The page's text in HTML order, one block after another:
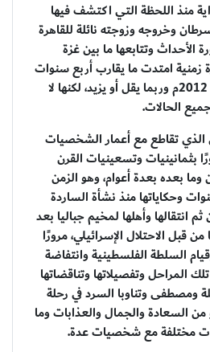
منذ اللحظة التي اكتشف فيها
وخروجه وزوجته نائلة للقاهرة
الأحداث وتتابعها ما بين غزة
زمنية امتدت ما يقارب أربع سنوات
تقع ما بين عامي 2008 و 2012م وربما يقل أو يزيد، لكنها لا
الحالات.
الذي تقاطع مع أعمار الشخصيات
بثمانينيات وتسعينيات القرن
بعده بعدة أعوام، وهو الزمن
وحكاياتها منذ نشأة الساردة
انتقالها وأهلها لمخيم جباليا بعد
قبل الاحتلال الإسرائيلي، مرورًا
السلطة الفلسطينية وانتفاضة
المراحل وتفصيلاتها وتناقضاتها
ومصطفى وتناوبا السرد في رحلة
السعادة والجمال والعذابات وما
مختلفة مع شخصيات عدة.